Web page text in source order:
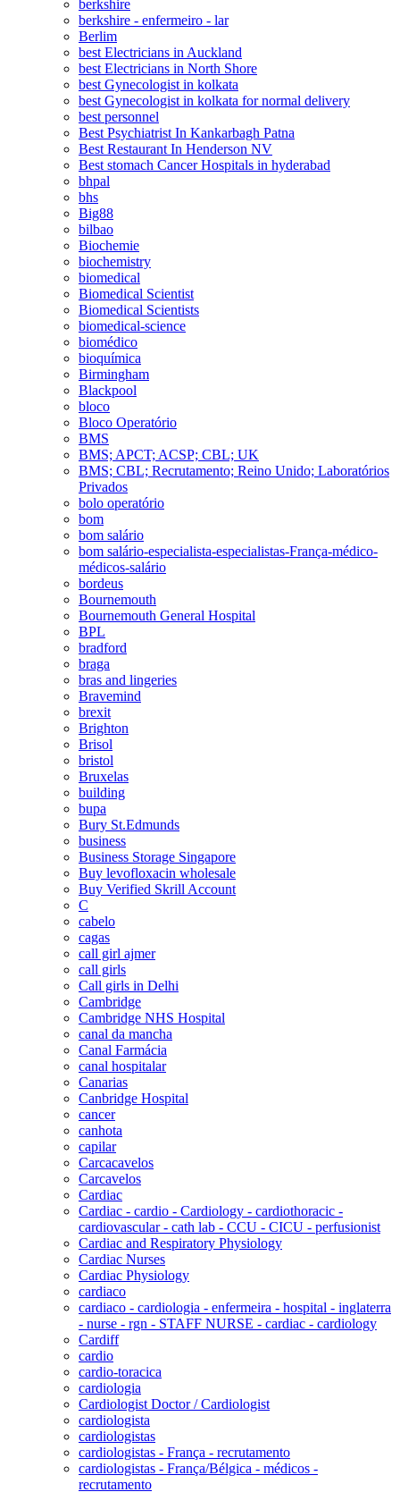
berkshire
berkshire - enfermeiro - lar
Berlim
best Electricians in Auckland
best Electricians in North Shore
best Gynecologist in kolkata
best Gynecologist in kolkata for normal delivery
best personnel
Best Psychiatrist In Kankarbagh Patna
Best Restaurant In Henderson NV
Best stomach Cancer Hospitals in hyderabad
bhpal
bhs
Big88
bilbao
Biochemie
biochemistry
biomedical
Biomedical Scientist
Biomedical Scientists
biomedical-science
biomédico
bioquímica
Birmingham
Blackpool
bloco
Bloco Operatório
BMS
BMS; APCT; ACSP; CBL; UK
BMS; CBL; Recrutamento; Reino Unido; Laboratórios
Privados
bolo operatório
bom
bom salário
bom salário-especialista-especialistas-França-médico-
médicos-salário
bordeus
Bournemouth
Bournemouth General Hospital
BPL
bradford
braga
bras and lingeries
Bravemind
brexit
Brighton
Brisol
bristol
Bruxelas
building
bupa
Bury St.Edmunds
business
Business Storage Singapore
Buy levofloxacin wholesale
Buy Verified Skrill Account
C
cabelo
cagas
call girl ajmer
call girls
Call girls in Delhi
Cambridge
Cambridge NHS Hospital
canal da mancha
Canal Farmácia
canal hospitalar
Canarias
Canbridge Hospital
cancer
canhota
capilar
Carcacavelos
Carcavelos
Cardiac
Cardiac - cardio - Cardiology - cardiothoracic -
cardiovascular - cath lab - CCU - CICU - perfusionist
Cardiac and Respiratory Physiology
Cardiac Nurses
Cardiac Physiology
cardiaco
cardiaco - cardiologia - enfermeira - hospital - inglaterra
- nurse - rgn - STAFF NURSE - cardiac - cardiology
Cardiff
cardio
cardio-toracica
cardiologia
Cardiologist Doctor / Cardiologist
cardiologista
cardiologistas
cardiologistas - França - recrutamento
cardiologistas - França/Bélgica - médicos -
recrutamento